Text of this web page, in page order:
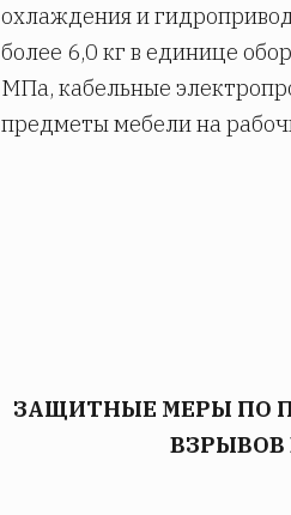
охлаждения и
более 6,0 кг в единице
МПа, кабельные
предметы мебели на
ЗАЩИТНЫЕ МЕРЫ ПО